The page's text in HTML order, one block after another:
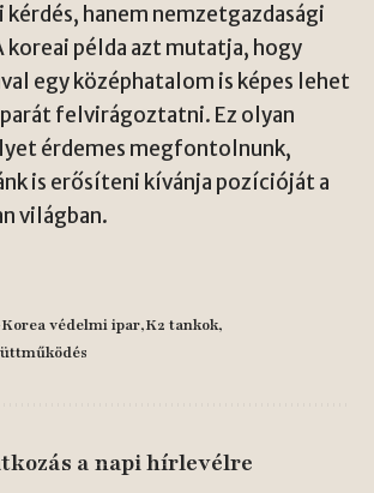
kérdés, hanem nemzetgazdasági
koreai példa azt mutatja, hogy
egy középhatalom is képes lehet
felvirágoztatni. Ez olyan
érdemes megfontolnunk,
is erősíteni kívánja pozícióját a
világban.
védelmi ipar K2 tankok
a napi hírlevélre